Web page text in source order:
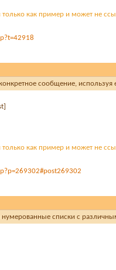
как пример и может не
сообщение,
как пример и может не
нумерованные списки с